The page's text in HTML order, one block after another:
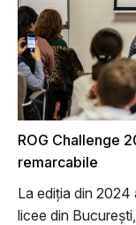
ROG Challenge
remarcabile
La ediția din 2024
licee din